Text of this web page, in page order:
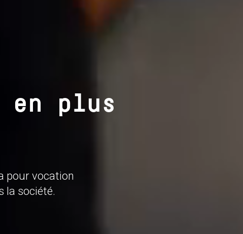
en plus
pour vocation
la société.